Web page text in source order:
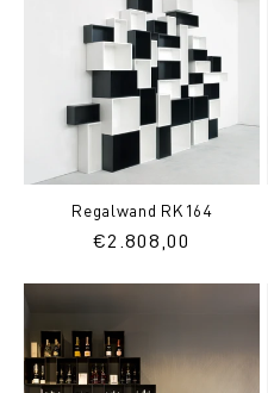
Regalwand RK164
Normaler
€2.808,00